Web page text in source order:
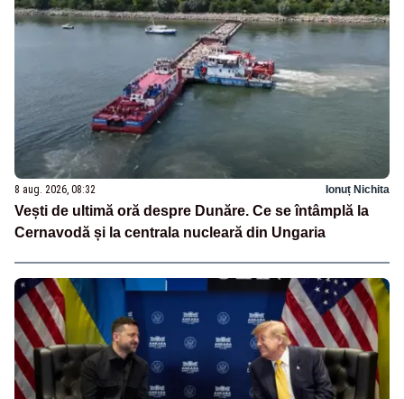
8 aug. 2026, 08:32 Ionuț Nichita
Vești de ultimă oră despre Dunăre. Ce se întâmplă la
Cernavodă și la centrala nucleară din Ungaria